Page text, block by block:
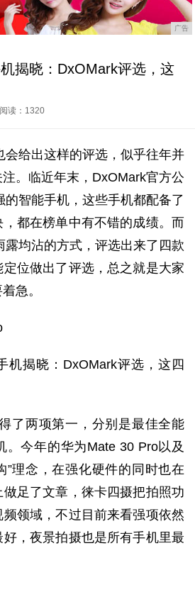
广告
揭晓：DxOMark评选，这
阅读：1320
会给出这样的评选，似乎往年并
。临近年末，DxOMark官方公
的智能手机，这些手机都配备了
都在榜单中有不错的成绩。而
露均沾的方式，评选出来了四款
位做出了评选，总之就是大家
急。
了两项第一，分别是最佳全能
。今年的华为Mate 30 Pro以及
”理念，在强化硬件的同时也在
足了文章，徕卡四摄把拍照功
领域，不过目前来看强项依然
，夜景拍摄也是所有手机里最